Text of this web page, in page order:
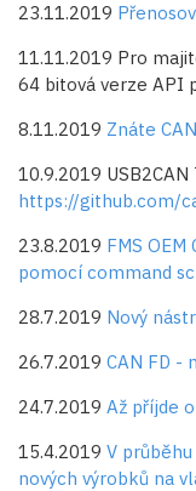
23.11.2019
11.11.2019 Pro
64 bitová verze API
8.11.2019 Znáte
10.9.2019
https://github.com/
23.8.2019 FMS
pomocí command
28.7.2019 Nový
26.7.2019 CAN FD -
24.7.2019 Až příjde
15.4.2019 V
nových výrobků na